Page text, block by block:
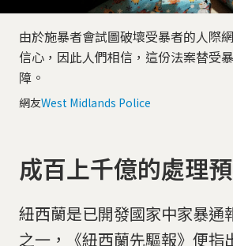
由於施暴者會試圖破壞受暴者的人際
信心，因此人們相信，這份法案替受
障。
網友West Midlands Police
成百上千億的處理
紐西蘭是已開發國家中家暴通
之一，《紐西蘭先驅報》便指